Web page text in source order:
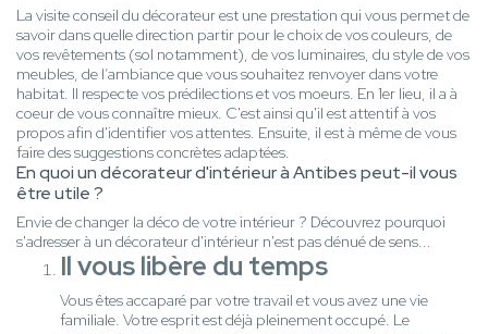
La visite conseil du décorateur est une prestation qui vous permet de
savoir dans quelle direction partir pour le choix de vos couleurs, de
vos revêtements (sol notamment), de vos luminaires, du style de vos
meubles, de l’ambiance que vous souhaitez renvoyer dans votre
habitat. Il respecte vos prédilections et vos moeurs. En 1er lieu, il a à
coeur de vous connaître mieux. C'est ainsi qu'il est attentif à vos
propos afin d'identifier vos attentes. Ensuite, il est à même de vous
faire des suggestions concrètes adaptées.
En quoi un décorateur d'intérieur à Antibes peut-il vous
être utile ?
Envie de changer la déco de votre intérieur ? Découvrez pourquoi
s'adresser à un décorateur d'intérieur n'est pas dénué de sens...
Il vous libère du temps
Vous êtes accaparé par votre travail et vous avez une vie
familiale. Votre esprit est déjà pleinement occupé. Le